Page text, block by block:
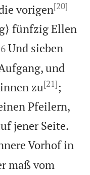
vorigen[20]
fünfzig Ellen
Und sieben
und
zu[21];
Pfeilern,
jener Seite.
Vorhof in
maß vom